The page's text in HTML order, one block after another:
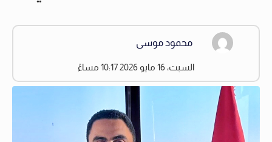
محمود موسى
السبت، 16 مايو 2026 10:17 مساءً